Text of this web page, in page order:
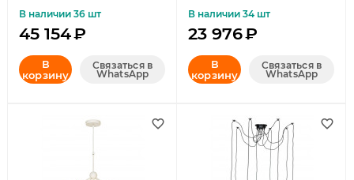
В наличии 36 шт
45 154₽
В
корзину
Связаться в
WhatsApp
В наличии 34 шт
23 976₽
В
корзину
Связаться в
WhatsApp